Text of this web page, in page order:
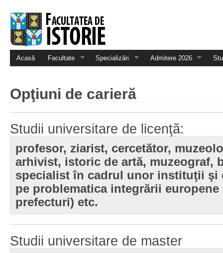
Acasă Facultate Specializări Admitere 2026
Opţiuni de carieră
Studii universitare de licenţă:
profesor, ziarist, cercetător,
arhivist, istoric de artă, muzeograf,
specialist în cadrul unor instituţii şi
pe problematica integrării
prefecturi) etc.
Studii universitare de master